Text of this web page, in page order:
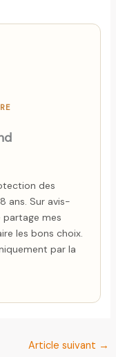
des
ans. Sur avis-
partage mes
les bons choix.
par la
Article suivant →